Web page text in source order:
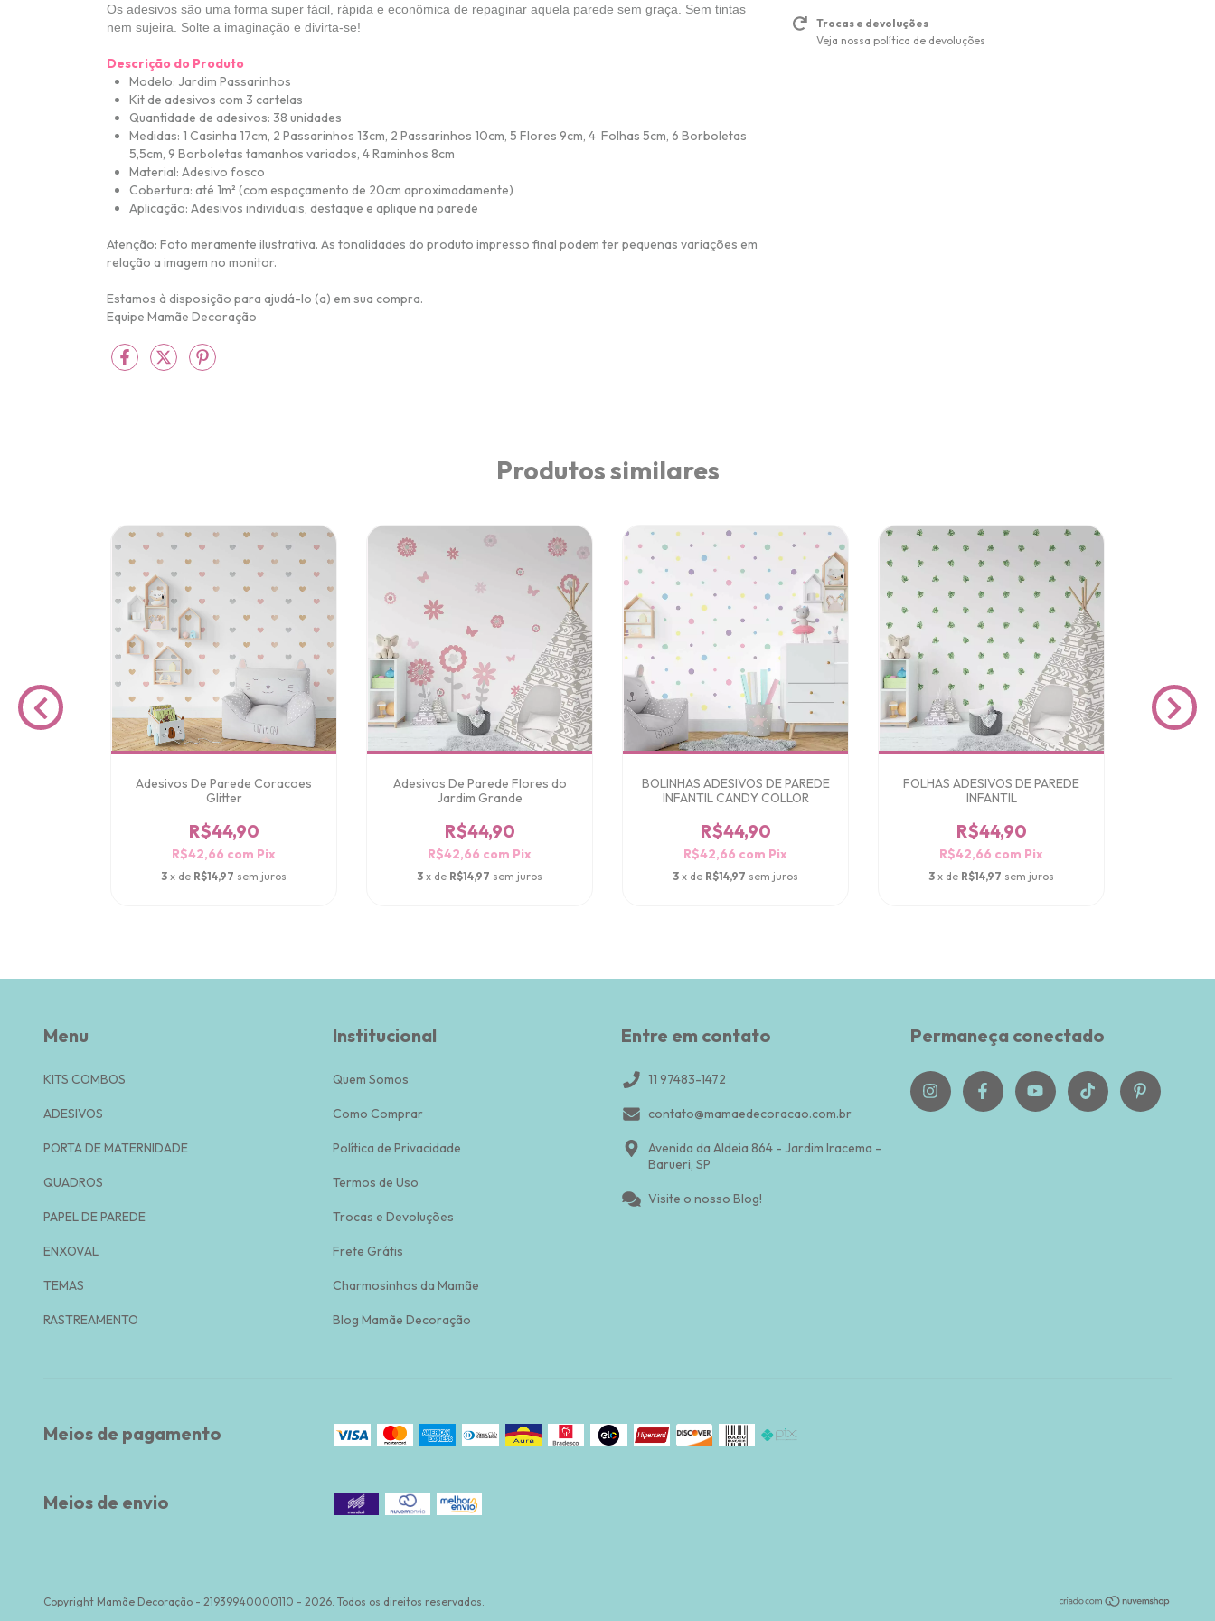
Os adesivos são uma forma super fácil, rápida e econômica de repaginar aquela parede sem graça. Sem tintas
nem sujeira. Solte a imaginação e divirta-se!
Descrição do Produto
Modelo: Jardim Passarinhos
Kit de adesivos com 3 cartelas
Quantidade de adesivos: 38 unidades
Medidas: 1 Casinha 17cm, 2 Passarinhos 13cm, 2 Passarinhos 10cm, 5 Flores 9cm, 4 Folhas 5cm, 6 Borboletas
5,5cm, 9 Borboletas tamanhos variados, 4 Raminhos 8cm
Material: Adesivo fosco
Cobertura: até 1m² (com espaçamento de 20cm aproximadamente)
Aplicação: Adesivos individuais, destaque e aplique na parede
Atenção: Foto meramente ilustrativa. As tonalidades do produto impresso final podem ter pequenas variações em
relação a imagem no monitor.
Estamos à disposição para ajudá-lo (a) em sua compra.
Equipe Mamãe Decoração
Trocas e devoluções
Veja nossa política de devoluções
Produtos similares
Adesivos De Parede Coracoes
Glitter
R$44,90
R$42,66 com Pix
3 x de R$14,97 sem juros
Adesivos De Parede Flores do
Jardim Grande
R$44,90
R$42,66 com Pix
3 x de R$14,97 sem juros
BOLINHAS ADESIVOS DE PAREDE
INFANTIL CANDY COLLOR
R$44,90
R$42,66 com Pix
3 x de R$14,97 sem juros
FOLHAS ADESIVOS DE PAREDE
INFANTIL
R$44,90
R$42,66 com Pix
3 x de R$14,97 sem juros
Menu
KITS COMBOS
ADESIVOS
PORTA DE MATERNIDADE
QUADROS
PAPEL DE PAREDE
ENXOVAL
TEMAS
RASTREAMENTO
Institucional
Quem Somos
Como Comprar
Política de Privacidade
Termos de Uso
Trocas e Devoluções
Frete Grátis
Charmosinhos da Mamãe
Blog Mamãe Decoração
Entre em contato
11 97483-1472
contato@mamaedecoracao.com.br
Avenida da Aldeia 864 - Jardim Iracema -
Barueri, SP
Visite o nosso Blog!
Permaneça conectado
Meios de pagamento
Meios de envio
Copyright Mamãe Decoração - 21939940000110 - 2026. Todos os direitos reservados.